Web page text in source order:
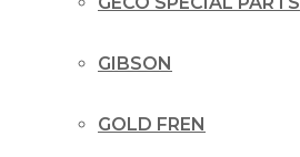
GIBSON
GOLD FREN